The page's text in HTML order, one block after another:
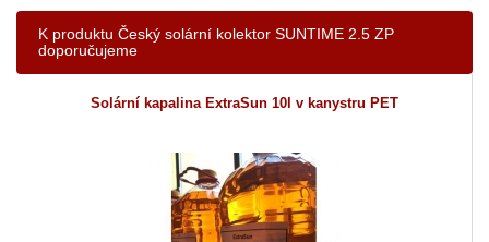
K produktu Český solární kolektor SUNTIME 2.5 ZP
doporučujeme
Solární kapalina ExtraSun 10l v kanystru PET